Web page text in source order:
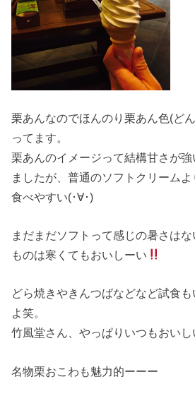
栗あんなのでほんのり栗あん色(ど
ってます。
栗あんのイメージって結構甘さが
ましたが、普通のソフトクリーム
食べやすい(･∀･)
まだまだソフトって感じの暑さは
ものは寒くてもおいしーい
どら焼きやきんつばなどなど試食
よ笑。
竹風堂さん、やっぱりいつもおい
名物栗おこわも魅力的ーーー